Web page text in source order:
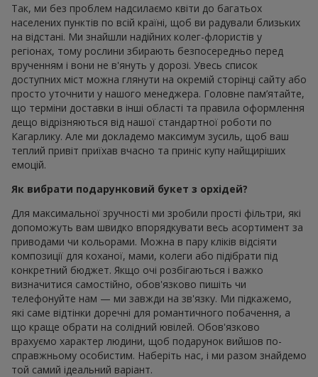
Так, ми без проблем надсилаємо квіти до багатьох
населених пунктів по всій країні, щоб ви радували близьких
на відстані. Ми знайшли надійних колег-флористів у
регіонах, тому рослини збирають безпосередньо перед
врученням і вони не в'януть у дорозі. Увесь список
доступних міст можна глянути на окремій сторінці сайту або
просто уточнити у нашого менеджера. Головне пам’ятайте,
що терміни доставки в інші області та правила оформлення
дещо відрізняються від нашої стандартної роботи по
Кагарлику. Але ми докладемо максимум зусиль, щоб ваш
теплий привіт приїхав вчасно та приніс купу найщиріших
емоцій.
Як вибрати подарунковий букет з орхідей?
Для максимальної зручності ми зробили прості фільтри, які
допоможуть вам швидко впорядкувати весь асортимент за
приводами чи кольорами. Можна в пару кліків відсіяти
композиції для коханої, мами, колеги або підібрати під
конкретний бюджет. Якщо очі розбігаються і важко
визначитися самостійно, обов'язково пишіть чи
телефонуйте нам — ми завжди на зв'язку. Ми підкажемо,
які саме відтінки доречні для романтичного побачення, а
що краще обрати на солідний ювілей. Обов'язково
врахуємо характер людини, щоб подарунок вийшов по-
справжньому особистим. Наберіть нас, і ми разом знайдемо
той самий ідеальний варіант.